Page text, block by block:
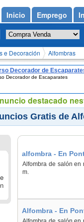
e Decoración Alfombras
Decorador de
Decorador de Escaparates
Gratis de
alfombra - En
Alfombra de salón en
m.
Alfombra - En
Inicio Emprego
destacado